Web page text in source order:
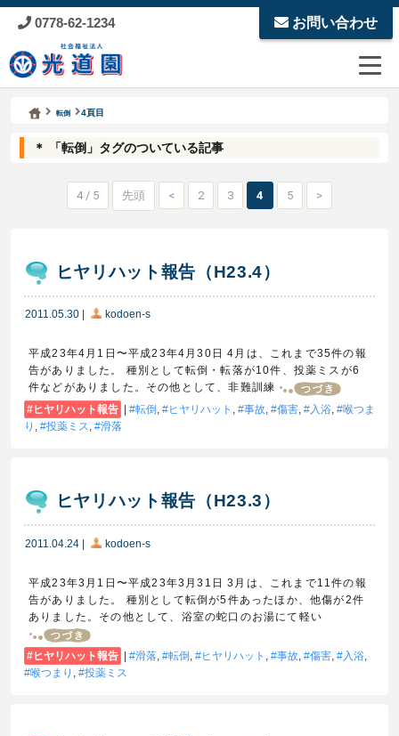
0778-62-1234 お問い合わせ
社会福祉法人 光道園
転倒 4頁目
＊ 「転倒」タグのついている記事
4 / 5 先頭 < 2 3 4 5 >
ヒヤリハット報告（H23.4）
2011.05.30 kodoen-s
平成23年4月1日〜平成23年4月30日 4月は、これまで35件の報
告がありました。 種別として転倒・転落が10件、投薬ミスが6
件などがありました。その他として、非難訓練
ヒヤリハット報告
転倒 , ヒヤリハット , 事故, 傷害, 入浴,
喉つま
り , 投薬ミス, 滑落
ヒヤリハット報告（H23.3）
2011.04.24 | kodoen-s
平成23年3月1日〜平成23年3月31日 3月は、これまで11件の報
告がありました。 種別として転倒が5件あったほか、他傷が2件
ありました。その他として、浴室の蛇口のお湯にて軽い
ヒヤリハット報告 | 滑落 転倒 ヒヤリハット 事故 傷害 入浴
喉つまり
投薬ミス